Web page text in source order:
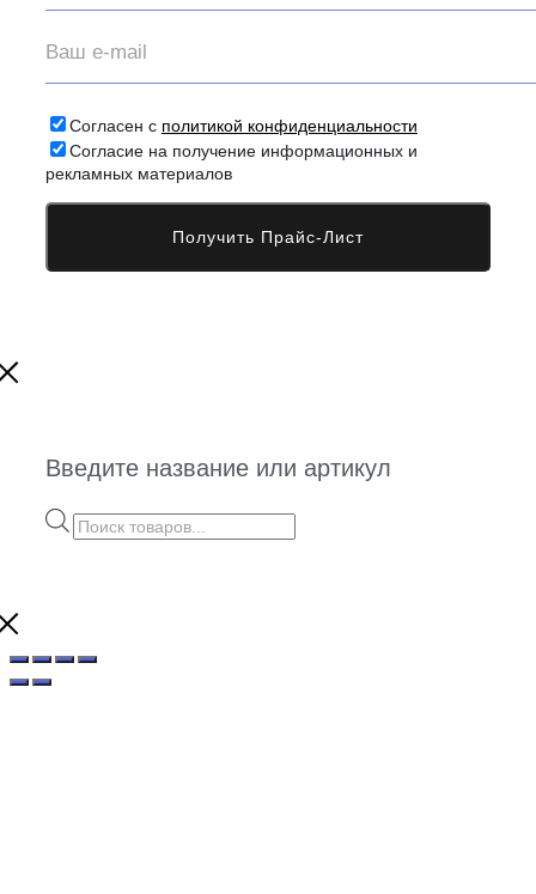
Согласен с политикой конфиденциальности
Согласие на получение информационных и
рекламных материалов
Введите название или артикул
Поиск
товаров